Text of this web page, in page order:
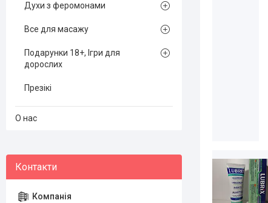
Духи з феромонами
Все для масажу
Подарунки 18+, Ігри для
дорослих
Презікі
О нас